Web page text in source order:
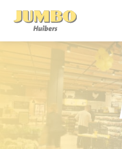
Winkels
P.W.A. Park
Bruïneplein
Nieuws